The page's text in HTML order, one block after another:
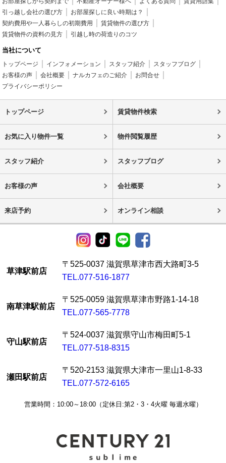
引っ越し会社の選び方
お部屋探しに良い時期は？
契約費用や一人暮らしの初期費用
賃貸物件の選び方
賃貸物件の資料の見方
引越し時の荷造りのコツ
当社について
トップページ インフォメーション スタッフ紹介
スタッフブログ
お客様の声
会社概要 ナルカフェのご紹介
お問合せ
プライバシーポリシー
トップページ 賃貸物件検索
お気に入り物件一覧 物件閲覧履歴
スタッフ紹介 スタッフブログ
お客様の声 会社概要
来店予約 オンライン相談
草津駅前店
〒525-0037 滋賀県草津市西大路町3-5
TEL.077-516-1877
南草津駅前店
〒525-0059 滋賀県草津市野路1-14-18
TEL.077-565-7778
守山駅前店
〒524-0037 滋賀県守山市梅田町5-1
TEL.077-518-8315
瀬田駅前店
〒520-2153 滋賀県大津市一里山1-8-33
TEL.077-572-6165
営業時間：10:00～18:00（定休日:第2・3・4火曜 毎週水曜）